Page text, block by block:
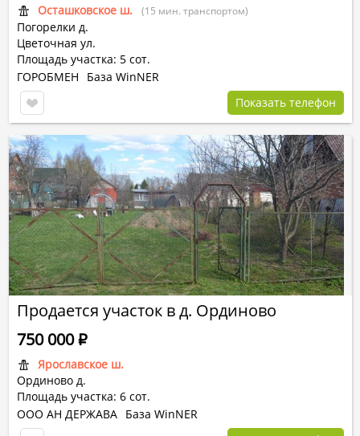
Осташковское ш. (15 мин. транспортом)
Погорелки д.
Цветочная ул.
Площадь участка: 5 сот.
ГОРОБМЕН
База WinNER
Показать телефон
Продается участок в д. Ординово
Ярославское ш.
Ординово д.
Площадь участка: 6 сот.
750 000Р
ООО АН ДЕРЖАВА База WinNER